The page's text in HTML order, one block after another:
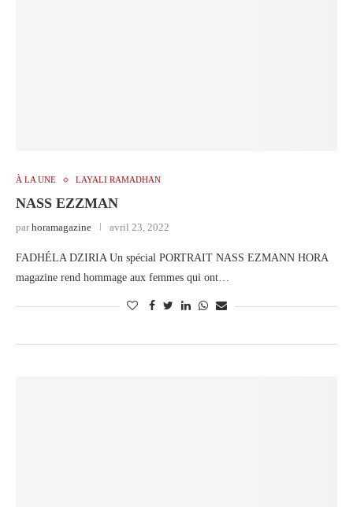
À LA UNE LAYALI RAMADHAN
NASS EZZMAN
parhoramagazine avril 23, 2022
FADHÉLA DZIRIA Un spécial PORTRAIT NASS EZMANN HORA
magazine rend hommage aux femmes qui ont…